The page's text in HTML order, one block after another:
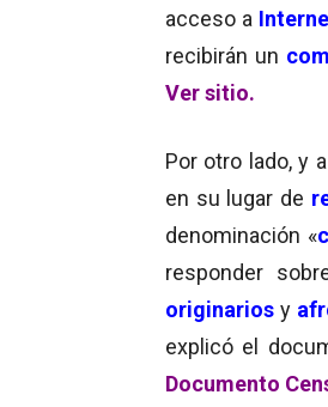
acceso a
recibirán un
Ver sitio.
Por otro lado, y a
en su lugar de
denominación «
responder
originarios y
explicó el
Documento